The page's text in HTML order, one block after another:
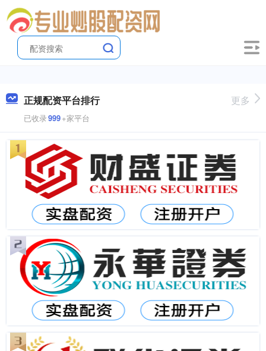
正规配资平台排行
已收录999+家平台
更多